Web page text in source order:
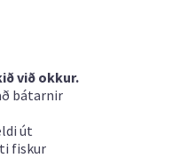
við okkur.
bátarnir
út
fiskur